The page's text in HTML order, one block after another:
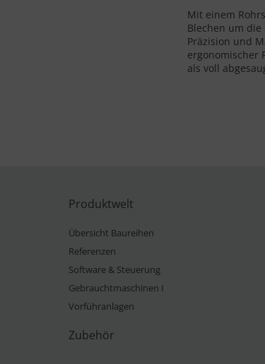
Mit einem
Blechen um
Präzision und
ergonomischer
als voll
Produktwelt
Übersicht Baureihen
Referenzen
Software & Steuerung
Gebrauchtmaschinen I
Vorführanlagen
Zubehör